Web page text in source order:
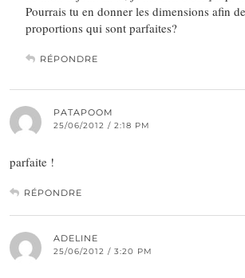
Pourrais tu en donner les dimensions afin
proportions qui sont parfaites?
RÉPONDRE
PATAPOOM
25/06/2012 / 2:18 PM
parfaite !
RÉPONDRE
ADELINE
25/06/2012 / 3:20 PM